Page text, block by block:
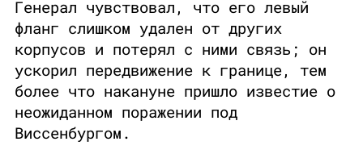
Генерал чувствовал, что его левый
фланг слишком удален от других
корпусов и потерял с ними связь; он
ускорил передвижение к границе, тем
более что накануне пришло известие о
неожиданном поражении под
Виссенбургом.